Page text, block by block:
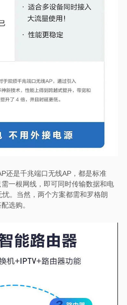
还是千兆端口无线AP，都是标准
一根网线，即可同时传输数据和电
。当然，两个方案都需和罗格朗
选购。